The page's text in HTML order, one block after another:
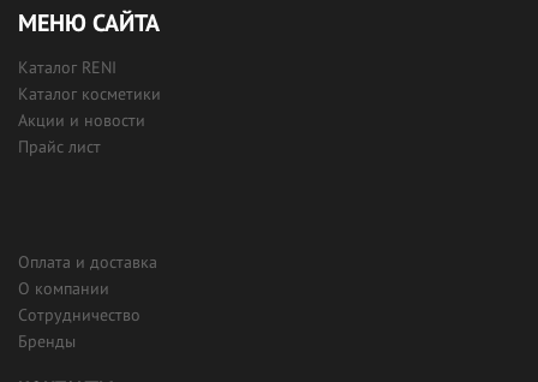
МЕНЮ САЙТА
Каталог RENI
Каталог косметики
Акции и новости
Прайс лист
Оплата и доставка
О компании
Сотрудничество
Бренды